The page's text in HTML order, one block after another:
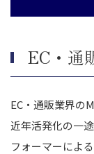
EC・通
EC・通販業界の
近年活発化の一
フォーマーによ